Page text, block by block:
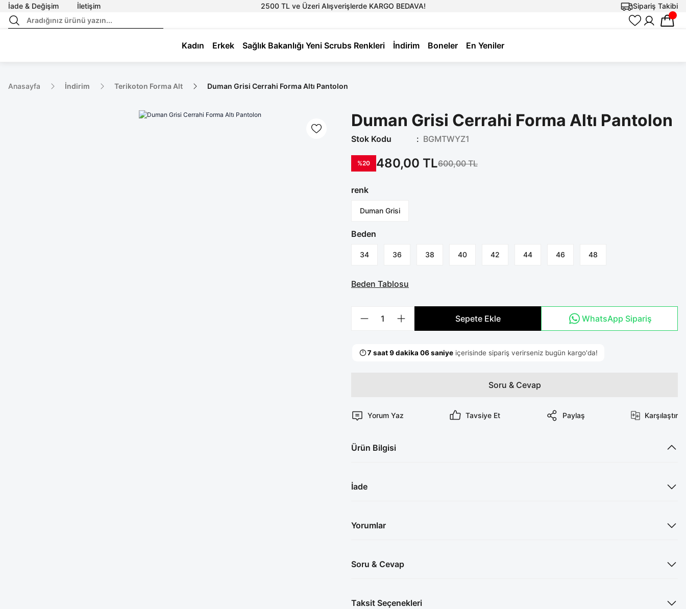
İade & Değişim İletişim 2500 TL ve Üzeri Alışverişlerde KARGO BEDAVA! Sipariş Takibi
Kadın Erkek Sağlık Bakanlığı Yeni Scrubs Renkleri İndirim Boneler En Yeniler
Anasayfa İndirim Terikoton Forma Alt Duman Grisi Cerrahi Forma Altı Pantolon
Duman Grisi Cerrahi Forma Altı Pantolon
Stok Kodu BGMTWYZ1
%20 480,00 TL600,00 TL
renk
Duman Grisi
Beden
34 36 38 40 42 44 46 48
Beden Tablosu
Sepete Ekle WhatsApp Sipariş
Soru & Cevap
Yorum Yaz Tavsiye Et Paylaş Karşılaştır
Ürün Bilgisi
İade
Yorumlar
Soru & Cevap
Taksit Seçenekleri